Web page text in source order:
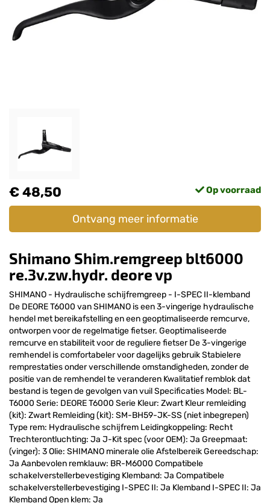
€ 48,50 Op voorraad
Ontvang meer informatie
Shimano Shim.remgreep blt6000
re.3v.zw.hydr. deore vp
SHIMANO - Hydraulische schijfremgreep - I-SPEC II-klemband
De DEORE T6000 van SHIMANO is een 3-vingerige hydraulische
hendel met bereikafstelling en een geoptimaliseerde remcurve,
ontworpen voor de regelmatige fietser. Geoptimaliseerde
remcurve en stabiliteit voor de reguliere fietser De 3-vingerige
remhendel is comfortabeler voor dagelijks gebruik Stabielere
remprestaties onder verschillende omstandigheden, zonder de
positie van de remhendel te veranderen Kwalitatief remblok dat
bestand is tegen de gevolgen van vuil Specificaties Model: BL-
T6000 Serie: DEORE T6000 Serie Kleur: Zwart Kleur remleiding
(kit): Zwart Remleiding (kit): SM-BH59-JK-SS (niet inbegrepen)
Type rem: Hydraulische schijfrem Leidingkoppeling: Recht
Trechterontluchting: Ja J-Kit spec (voor OEM): Ja Greepmaat:
(vinger): 3 Olie: SHIMANO minerale olie Afstelbereik Gereedschap:
Ja Aanbevolen remklauw: BR-M6000 Compatibele
schakelverstellerbevestiging Klemband: Ja Compatibele
schakelverstellerbevestiging I-SPEC II: Ja Klemband I-SPEC II: Ja
Klemband Open klem: Ja